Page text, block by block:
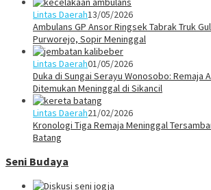
Lintas Daerah13/05/2026
Ambulans GP Ansor Ringsek Tabrak Truk
Purworejo, Sopir Meninggal
Lintas Daerah01/05/2026
Duka di Sungai Serayu Wonosobo: Remaja
Ditemukan Meninggal di Sikancil
Lintas Daerah21/02/2026
Kronologi Tiga Remaja Meninggal
Batang
Seni Budaya